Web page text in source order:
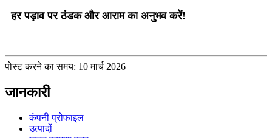
हर पड़ाव पर ठंडक और आराम का अनुभव करें!
पोस्ट करने का समय: 10 मार्च 2026
जानकारी
कंपनी प्रोफाइल
उत्पादों